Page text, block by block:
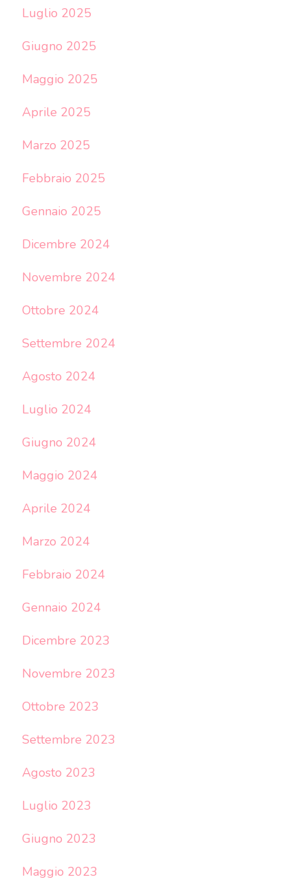
Luglio 2025
Giugno 2025
Maggio 2025
Aprile 2025
Marzo 2025
Febbraio 2025
Gennaio 2025
Dicembre 2024
Novembre 2024
Ottobre 2024
Settembre 2024
Agosto 2024
Luglio 2024
Giugno 2024
Maggio 2024
Aprile 2024
Marzo 2024
Febbraio 2024
Gennaio 2024
Dicembre 2023
Novembre 2023
Ottobre 2023
Settembre 2023
Agosto 2023
Luglio 2023
Giugno 2023
Maggio 2023